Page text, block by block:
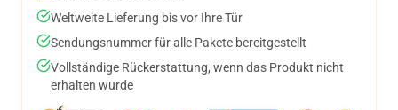
Weltweite Lieferung bis vor Ihre Tür
Sendungsnummer für alle Pakete bereitgestellt
Vollständige Rückerstattung, wenn das Produkt nicht
erhalten wurde